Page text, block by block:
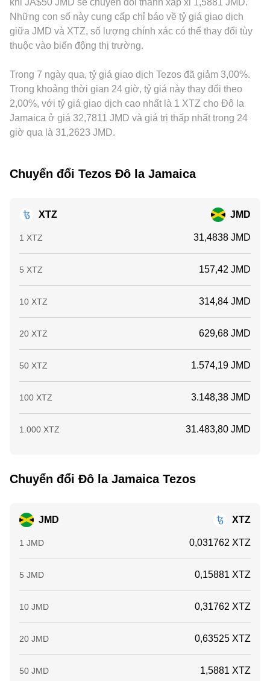
kỹ thuật như funding rate trên hợp đồng vĩnh viễn XTZ, đáo
hạn quyền chọn (nếu có), dòng vốn của cá voi trên chuỗi và
trên sàn, cùng với chênh lệch cơ sở giữa spot và phái sinh,
có thể tạo biến động ngắn hạn quanh conversion rate
lượng, tạo cơ sở cho conversion rate XTZ/JMD hiển thị trên
các nền tảng chuyển đổi.
với USD hay spread trên cặp USD/JMD sẽ truyền dẫn vào
mức giá XTZ/JMD niêm yết. Hoạt động arbitrage giữa các
sàn giúp thu hẹp chênh lệch này theo thời gian bằng cách
mua nơi rẻ và bán nơi đắt, nhưng không thể loại bỏ hoàn
và khác biệt về quy định tại từng thị trường.
khi JA$50 JMD sẽ chuyển đổi thành xấp xỉ 1,5881 JMD.
Những con số này cung cấp chỉ báo về tỷ giá giao dịch
giữa JMD và XTZ, số lượng chính xác có thể thay đổi tùy
thuộc vào biến động thị trường.
Trong 7 ngày qua, tỷ giá giao dịch Tezos đã giảm 3,00%.
Trong khoảng thời gian 24 giờ, tỷ giá này thay đổi theo
2,00%, với tỷ giá giao dịch cao nhất là 1 XTZ cho Đô la
Jamaica ở giá 32,7811 JMD và giá trị thấp nhất trong 24
giờ qua là 31,2623 JMD.
Chuyển đổi Tezos Đô la Jamaica
XTZ JMD
1 XTZ 31,4838 JMD
5 XTZ 157,42 JMD
10 XTZ 314,84 JMD
20 XTZ 629,68 JMD
50 XTZ 1.574,19 JMD
100 XTZ 3.148,38 JMD
1.000 XTZ 31.483,80 JMD
Chuyển đổi Đô la Jamaica Tezos
JMD XTZ
1 JMD 0,031762 XTZ
5 JMD 0,15881 XTZ
10 JMD 0,31762 XTZ
20 JMD 0,63525 XTZ
50 JMD 1,5881 XTZ